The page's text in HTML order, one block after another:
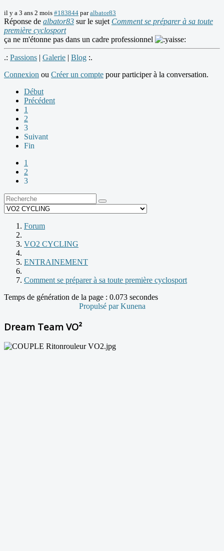
il y a 3 ans 2 mois #183844 paralbator83
Réponse de albator83 sur le sujet Comment se préparer à sa toute
première cyclosport
ça ne m'étonne pas dans un cadre professionnel
.: Passions | Galerie | Blog :.
Connexion ou Créer un compte pour participer à la conversation.
Début
Précédent
1
2
3
Suivant
Fin
1
2
3
Forum
VO2 CYCLING
ENTRAINEMENT
Comment se préparer à sa toute première cyclosport
Temps de génération de la page : 0.073 secondes
Propulsé parKunena
Dream Team VO²